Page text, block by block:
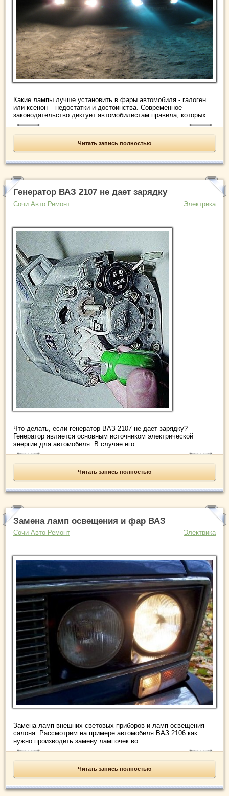
Какие лампы лучше установить в фары автомобиля - галоген
или ксенон – недостатки и достоинства. Современное
законодательство диктует автомобилистам правила, которых ...
Читать запись полностью
Генератор ВАЗ 2107 не дает зарядку
Сочи Авто Ремонт Электрика
Что делать, если генератор ВАЗ 2107 не дает зарядку?
Генератор является основным источником электрической
энергии для автомобиля. В случае его ...
Читать запись полностью
Замена ламп освещения и фар ВАЗ
Сочи Авто Ремонт Электрика
Замена ламп внешних световых приборов и ламп освещения
салона. Рассмотрим на примере автомобиля ВАЗ 2106 как
нужно производить замену лампочек во ...
Читать запись полностью